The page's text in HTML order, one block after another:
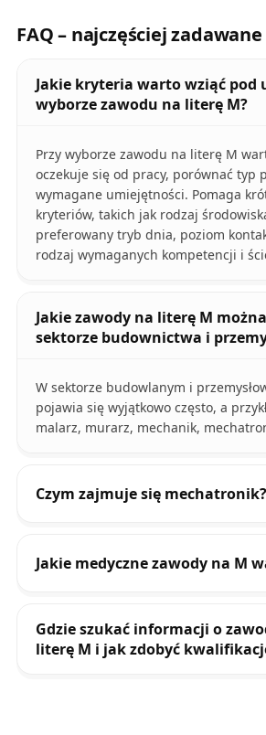
FAQ – najczęściej
Jakie kryteria warto wziąć pod
wyborze zawodu na literę M?
Przy wyborze zawodu na literę M
oczekuje się od pracy, porównać typ
wymagane umiejętności. Pomaga
kryteriów, takich jak rodzaj
preferowany tryb dnia, poziom
rodzaj wymaganych kompetencji i
Jakie zawody na literę M
sektorze budownictwa i
W sektorze budowlanym i
pojawia się wyjątkowo często, a
malarz, murarz, mechanik,
Czym zajmuje się mechatronik?
Jakie medyczne zawody na M
Gdzie szukać informacji o
literę M i jak zdobyć